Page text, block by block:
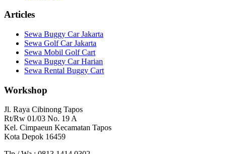
Articles
Sewa Buggy Car Jakarta
Sewa Golf Car Jakarta
Sewa Mobil Golf Cart
Sewa Buggy Car Harian
Sewa Rental Buggy Cart
Workshop
Jl. Raya Cibinong Tapos
Rt/Rw 01/03 No. 19 A
Kel. Cimpaeun Kecamatan Tapos
Kota Depok 16459